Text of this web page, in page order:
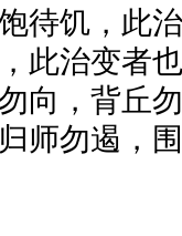
待饥，此
此治变者
向，背丘
师勿遏，